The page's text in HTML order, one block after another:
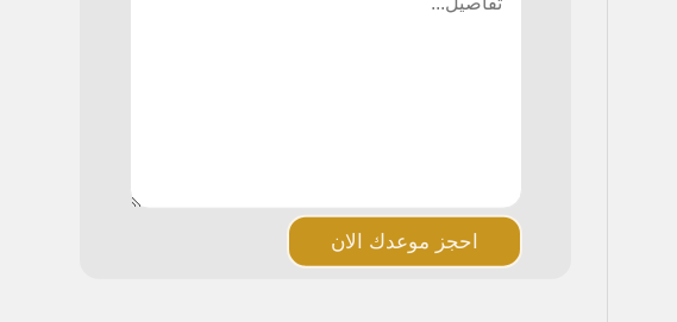
احجز موعدك الان